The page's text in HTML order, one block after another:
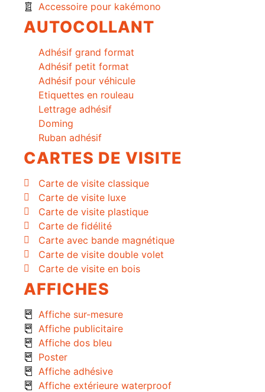
Accessoire pour kakémono
AUTOCOLLANT
Adhésif grand format
Adhésif petit format
Adhésif pour véhicule
Etiquettes en rouleau
Lettrage adhésif
Doming
Ruban adhésif
CARTES DE VISITE
Carte de visite classique
Carte de visite luxe
Carte de visite plastique
Carte de fidélité
Carte avec bande magnétique
Carte de visite double volet
Carte de visite en bois
AFFICHES
Affiche sur-mesure
Affiche publicitaire
Affiche dos bleu
Poster
Affiche adhésive
Affiche extérieure waterproof